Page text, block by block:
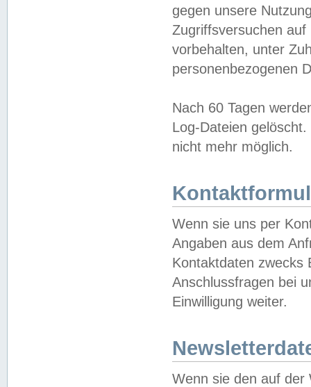
gegen unsere
Zugriffsversuchen
vorbehalten, unter
personenbezogenen
Nach 60 Tagen
Log-Dateien
nicht mehr möglich.
Wenn sie uns per
Angaben aus dem
Kontaktdaten zwecks
Anschlussfragen bei
Einwilligung weiter.
Wenn sie den auf der